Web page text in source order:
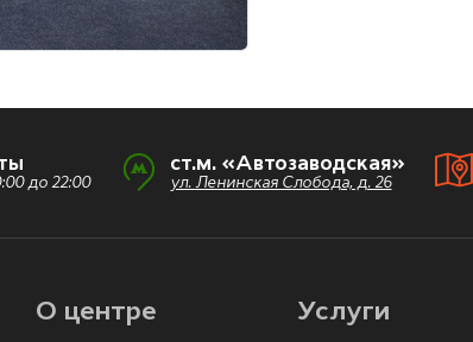
до 22:00
ст.м. «Автозаводская»
ул. Ленинская Слобода, д. 26
О центре Услуги